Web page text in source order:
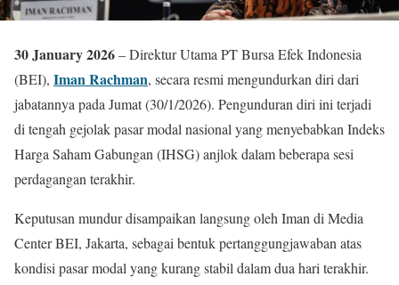
30 January 2026– Direktur Utama PT Bursa Efek Indonesia
(BEI), Iman Rachman, secara resmi mengundurkan diri dari
jabatannya pada Jumat (30/1/2026). Pengunduran diri ini terjadi
di tengah gejolak pasar modal nasional yang menyebabkan Indeks
Harga Saham Gabungan (IHSG) anjlok dalam beberapa sesi
perdagangan terakhir.
Keputusan mundur disampaikan langsung oleh Iman di Media
Center BEI, Jakarta, sebagai bentuk pertanggungjawaban atas
kondisi pasar modal yang kurang stabil dalam dua hari terakhir.